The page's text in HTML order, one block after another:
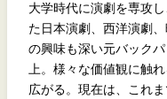
大学時代に演劇を専攻
た日本演劇、西洋演劇
の興味も深い元バック
上。様々な価値観に触
広がる。現在は、これ